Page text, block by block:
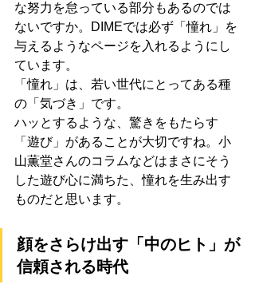
な努力を怠っている部分もあるのでは
ないですか。DIMEでは必ず「憧れ」を
与えるようなページを入れるようにし
ています。
「憧れ」は、若い世代にとってある種
の「気づき」です。
ハッとするような、驚きをもたらす
「遊び」があることが大切ですね。小
山薫堂さんのコラムなどはまさにそう
した遊び心に満ちた、憧れを生み出す
ものだと思います。
顔をさらけ出す「中のヒト」が
信頼される時代